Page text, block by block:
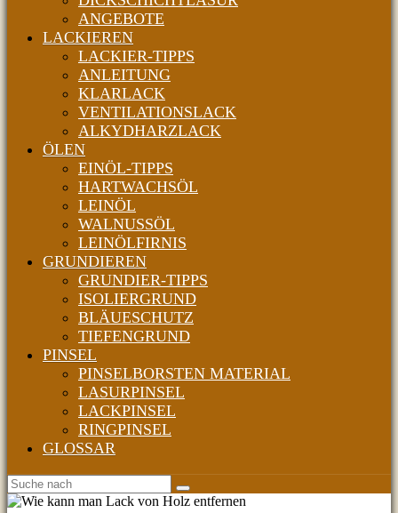
ANGEBOTE
LACKIEREN
LACKIER-TIPPS
ANLEITUNG
KLARLACK
VENTILATIONSLACK
ALKYDHARZLACK
ÖLEN
EINÖL-TIPPS
HARTWACHSÖL
LEINÖL
WALNUSSÖL
LEINÖLFIRNIS
GRUNDIEREN
GRUNDIER-TIPPS
ISOLIERGRUND
BLÄUESCHUTZ
TIEFENGRUND
PINSEL
PINSELBORSTEN MATERIAL
LASURPINSEL
LACKPINSEL
RINGPINSEL
GLOSSAR